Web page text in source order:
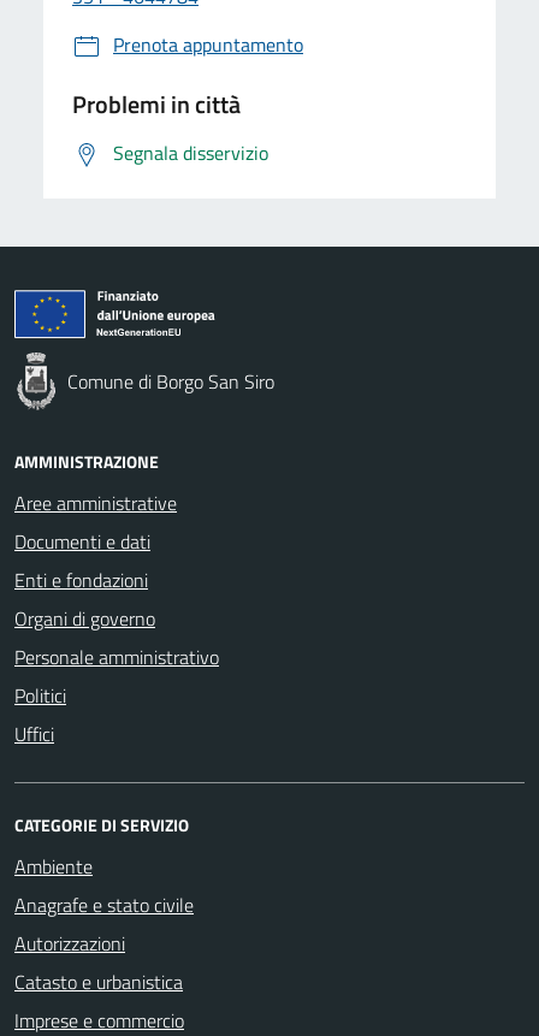
Prenota appuntamento
Problemi in città
Segnala disservizio
Comune di Borgo San Siro
AMMINISTRAZIONE
Aree amministrative
Documenti e dati
Enti e fondazioni
Organi di governo
Personale amministrativo
Politici
Uffici
CATEGORIE DI SERVIZIO
Ambiente
Anagrafe e stato civile
Autorizzazioni
Catasto e urbanistica
Imprese e commercio